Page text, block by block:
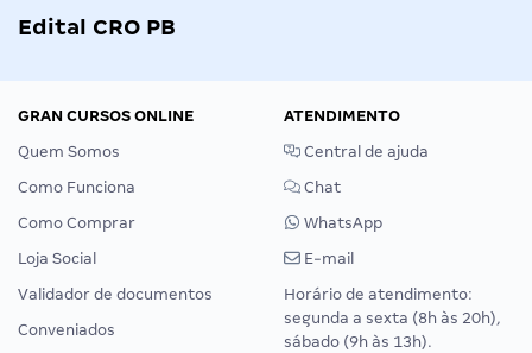
Edital CRO PB
GRAN CURSOS ONLINE
Quem Somos
Como Funciona
Como Comprar
Loja Social
Validador de documentos
Conveniados
ATENDIMENTO
Central de ajuda
Chat
WhatsApp
E-mail
Horário de atendimento:
segunda a sexta (8h às 20h),
sábado (9h às 13h).